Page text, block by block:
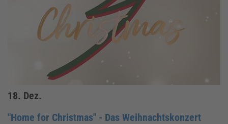
18. Dez.
"Home for Christmas" - Das Weihnachtskonzert